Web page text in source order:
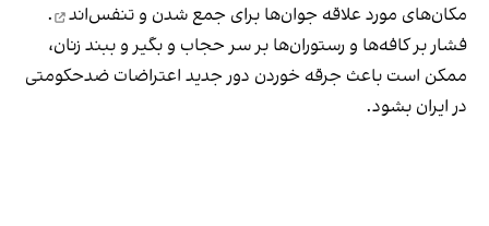
مکان‌های مورد علاقه جوان‌ها برای جمع شدن و تنفس‌اند
.
فشار بر کافه‌ها و رستوران‌ها بر سر حجاب و بگیر و ببند زنان،
ممکن است باعث جرقه خوردن دور جدید اعتراضات ضدحکومتی
در ایران بشود.